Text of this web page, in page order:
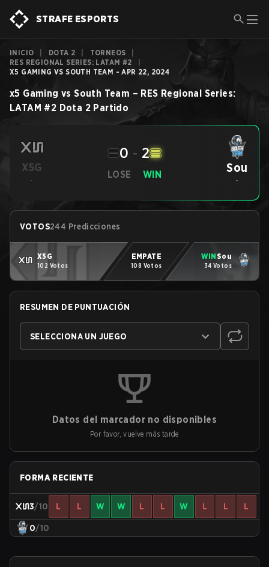
STRAFE ESPORTS
INICIO DOTA 2 TORNEOS
RES REGIONAL SERIES: LATAM #2
X5 GAMING VS SOUTH TEAM - APR 22, 2024
x5 Gaming vs South Team – RES Regional Series:
LATAM #2 Dota 2 Partido
X5G
-
LOSE
0 - 2
WIN Sou
-
VOTOS244 Predicciones
X5G
102 Votos
EMPATE
108 Votos
WINSou
34 Votos
RESUMEN DE PUNTUACIÓN
SELECCIONA UN JUEGO
Datos del marcador no disponibles
Por favor, vuelve más tarde
FORMA RECIENTE
3/10 L L W W L L W L L L
0/10